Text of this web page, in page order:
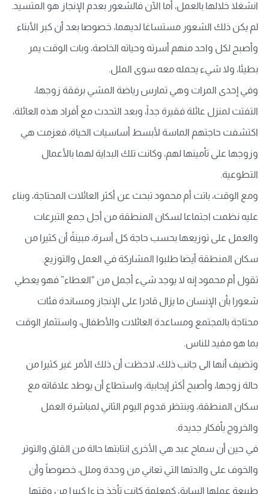
انشغلا خلالها بالعمل، أما الآن فالشعور بعدم الإنجاز هو المتسيد.
لم يكن ذلك الشعور مستساغا لديهما، خصوصا بعد أن كبر الأبناء
وأصبح لكل واحد منهم أسرته وحياته الخاصة، وبات الوقت يمر
بطيئا، ولا شيء يحمله معه سوى الملل.
وفي إحدى المرات وهي تمارس رياضة المشي برفقة زوجها،
التفتت لمنزل عائلة فقيرة جداً، وبعد التحدث مع أفراد هذه العائلة،
اكتشفت حاجتهم الماسة لأبسط أساسيات الحياة، فعزمت هي
وزوجها على تأمينها لهم، وكانت تلك البداية لهما بالأعمال
التطوعية.
ومع الوقت، باتت أم محمود تبحث عن أكثر العائلات المحتاجة، وبناء
عليه نظمت اجتماعا لسكان المنطقة من أجل جمع التبرعات
والعمل على توزيعها بحسب حاجة كل أسرة، مبينةً أن كثيرا من
سكان المنطقة أيضا طلبوا المشاركة في العمل والتوزيع.
تقول أم محمود إنه لا يوجد شيء أجمل من “العطاء” فهو يعطي
شعورا بأن الإنسان ما يزال قادرا على الإنجاز ومساندة فئات
محتاجة بالمجتمع ومساعدة العائلات والأطفال، واستثمار الوقت
بما هو مفيد للناس.
وتضيف أنها الى جانب ذلك، لاحظت أن ذلك الأمر غير كثيرا من
حالة زوجها، وأصبح أكثر إيجابية، واستطاع أن يوطد علاقاته مع
سكان المنطقة، وينتظر قدوم اليوم الثاني لمباشرة العمل
والخروج بأفكار جديدة.
في حين أن سماح عبد هي الأخرى انتابتها حالة من القلق والتوتر
والخوف على والدتها التي تعاني من وحدة وملل، خصوصاً وأن
طبيعة عملها السابق كمعلمة كانت تأخذ جزءا كبيرا من وقتها